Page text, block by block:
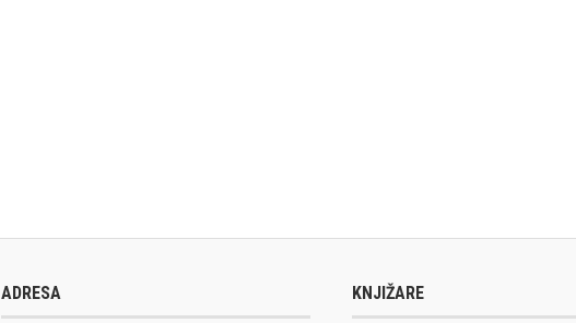
ADRESA KNJIŽARE